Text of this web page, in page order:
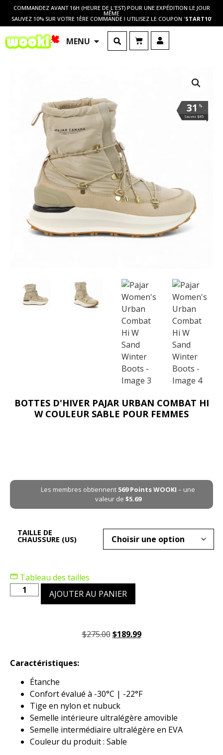
COMMANDEZ AVANT 16H (HEURE DE L'EST) POUR UNE EXPÉDITION LE JOUR
MÊME
SAUVEZ 10% SUR VOTRE 1ÈRE COMMANDE ! UTILISEZ LE COUPON 'START10'
MENU
%
.
31
Sauvez $85
BOTTES D'HIVER PAJAR URBAN COMBAT HI
W COULEUR SABLE POUR FEMMES
Les membres obtiennent 569Points WOOKI – une
valeur de $5.69
TAILLE DE
CHAUSSURE (US)
Tableau des tailles
AJOUTER AU PANIER
$275.00 $189.99
Caractéristiques:
Étanche
Confort évalué à -30°C | -22°F
Tige en nylon et nubuck
Semelle intérieure ultralégère amovible
Semelle intermédiaire ultralégère en EVA
Couleur du produit : Sable